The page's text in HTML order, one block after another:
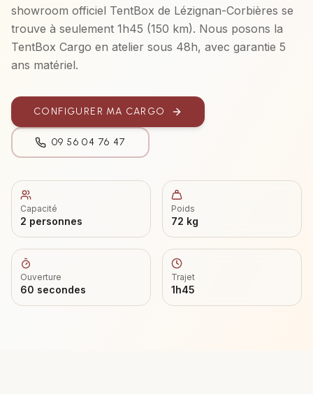
showroom officiel TentBox de Lézignan-Corbières se
trouve à seulement 1h45 (150 km). Nous posons la
TentBox Cargo en atelier sous 48h, avec garantie 5
ans matériel.
CONFIGURER MA CARGO
09 56 04 76 47
Capacité
2 personnes
Poids
72 kg
Ouverture
60 secondes
Trajet
1h45